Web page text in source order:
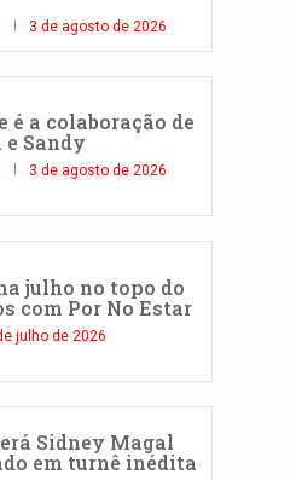
3 de agosto de 2026
é a colaboração de
Sandy
3 de agosto de 2026
julho no topo do
com Por No Estar
julho de 2026
Sidney Magal
em turnê inédita